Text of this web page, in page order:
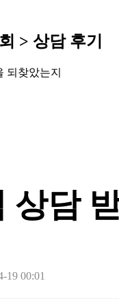
회 > 상담 후기
되 찾았는지
상담
19 00:01